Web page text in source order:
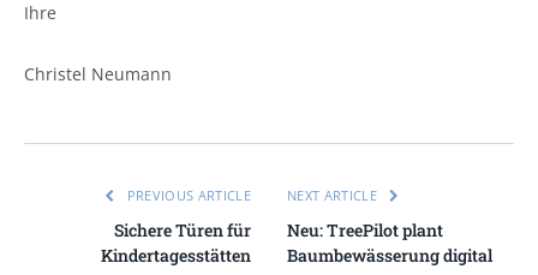
Ihre
Christel Neumann
PREVIOUS ARTICLE
Sichere Türen für
Kindertagesstätten
NEXT ARTICLE
Neu: TreePilot plant
Baumbewässerung digital